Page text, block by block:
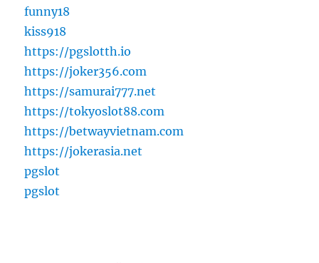
funny18
kiss918
https://pgslotth.io
https://joker356.com
https://samurai777.net
https://tokyoslot88.com
https://betwayvietnam.com
https://jokerasia.net
pgslot
pgslot